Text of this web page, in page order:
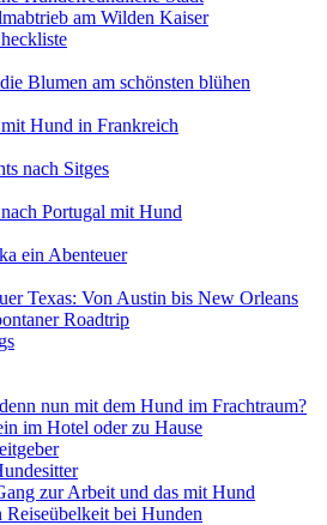
am Wilden Kaiser
Blumen am schönsten blühen
Hund in Frankreich
nach Sitges
Portugal mit Hund
ein Abenteuer
Texas: Von Austin bis New Orleans
Roadtrip
nun mit dem Hund im Frachtraum?
im Hotel oder zu Hause
zur Arbeit und das mit Hund
Reiseübelkeit bei Hunden